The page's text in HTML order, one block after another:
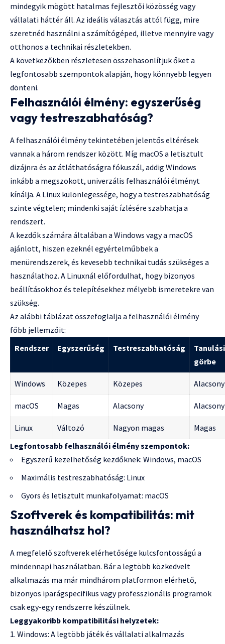
mindegyik mögött hatalmas fejlesztői közösség vagy
vállalati háttér áll. Az ideális választás attól függ, mire
szeretnéd használni a számítógéped, illetve mennyire vagy
otthonos a technikai részletekben.
A következőkben részletesen összehasonlítjuk őket a
legfontosabb szempontok alapján, hogy könnyebb legyen
dönteni.
Felhasználói élmény: egyszerűség
vagy testreszabhatóság?
A felhasználói élmény tekintetében jelentős eltérések
vannak a három rendszer között. Míg macOS a letisztult
dizájnra és az átláthatóságra fókuszál, addig Windows
inkább a megszokott, univerzális felhasználói élményt
kínálja. A Linux különlegessége, hogy a testreszabhatóság
szinte végtelen; mindenki saját ízlésére szabhatja a
rendszert.
A kezdők számára általában a Windows vagy a macOS
ajánlott, hiszen ezeknél egyértelműbbek a
menürendszerek, és kevesebb technikai tudás szükséges a
használathoz. A Linuxnál előfordulhat, hogy bizonyos
beállításokhoz és telepítésekhez mélyebb ismeretekre van
szükség.
Az alábbi táblázat összefoglalja a felhasználói élmény
főbb jellemzőit:
Rendszer
Egyszerűség Testreszabhatóság
Tanulási
görbe
Windows Közepes Közepes Alacsony
macOS Magas Alacsony Alacsony
Linux Változó Nagyon magas
Magas
Legfontosabb felhasználói élmény szempontok:
Egyszerű kezelhetőség kezdőknek: Windows, macOS
Maximális testreszabhatóság: Linux
Gyors és letisztult munkafolyamat: macOS
Szoftverek és kompatibilitás: mit
használhatsz hol?
A megfelelő szoftverek elérhetősége kulcsfontosságú a
mindennapi használatban. Bár a legtöbb közkedvelt
alkalmazás ma már mindhárom platformon elérhető,
bizonyos iparágspecifikus vagy professzionális programok
csak egy-egy rendszerre készülnek.
Leggyakoribb kompatibilitási helyzetek:
Windows: A legtöbb játék és vállalati alkalmazás